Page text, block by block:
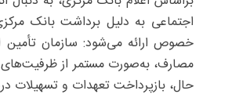
اجتماعی به دلیل برداشت بانک
خصوص ارائه می‌شود: سازمان تأمین
مصارف، به‌صورت مستمر از ظرفیت‌های
حال، بازپرداخت تعهدات و تسهیلات